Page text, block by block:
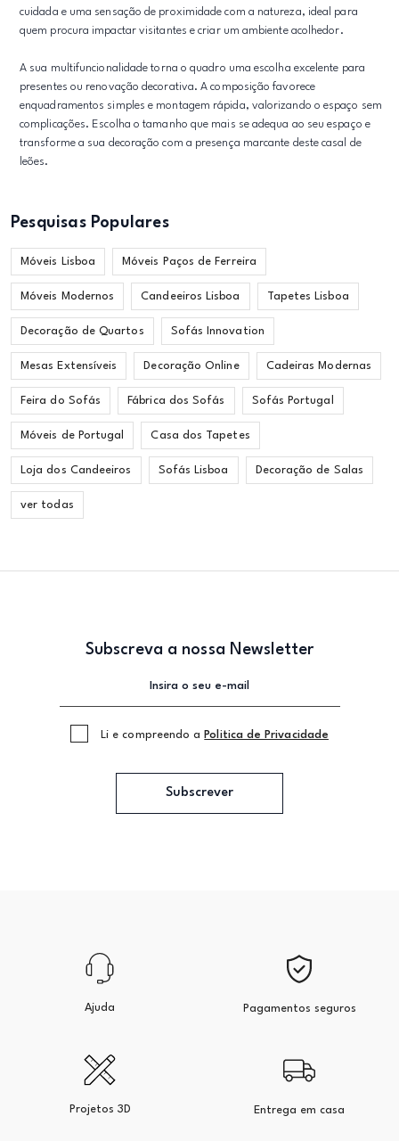
cuidada e uma sensação de proximidade com a natureza, ideal para
quem procura impactar visitantes e criar um ambiente acolhedor.
A sua multifuncionalidade torna o quadro uma escolha excelente para
presentes ou renovação decorativa. A composição favorece
enquadramentos simples e montagem rápida, valorizando o espaço sem
complicações. Escolha o tamanho que mais se adequa ao seu espaço e
transforme a sua decoração com a presença marcante deste casal de
leões.
Pesquisas Populares
Móveis Lisboa Móveis Paços de Ferreira
Móveis Modernos Candeeiros Lisboa Tapetes Lisboa
Decoração de Quartos Sofás Innovation
Mesas Extensíveis Decoração Online Cadeiras Modernas
Feira do Sofás Fábrica dos Sofás Sofás Portugal
Móveis de Portugal Casa dos Tapetes
Loja dos Candeeiros Sofás Lisboa Decoração de Salas
ver todas
Subscreva a nossa Newsletter
Li e compreendo a Politica de Privacidade
Subscrever
Ajuda Pagamentos seguros
Projetos 3D Entrega em casa